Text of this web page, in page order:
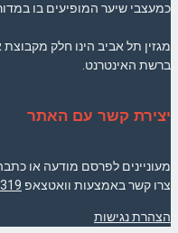
כמעצבי שיער המופיעים בו
מגזין תל אביב הינו חלק
ברשת האינטרנט.
יצירת קשר עם האתר
מעוניינים לפרסם מודעה או
צרו קשר באמצעות וואטצאפ
הצהרת נגישות